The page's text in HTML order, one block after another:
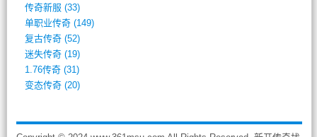
传奇新服 (33)
单职业传奇(149)
复古传奇(52)
迷失传奇(19)
1.76传奇(31)
变态传奇(20)